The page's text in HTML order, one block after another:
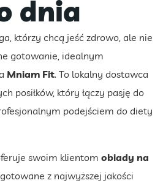
dnia
którzy chcą jeść zdrowo, ale nie
gotowanie, idealnym
Mniam Fit. To lokalny dostawca
posiłków, który łączy pasję do
podejściem do diety
swoim klientom obiady na
z najwyższej jakości